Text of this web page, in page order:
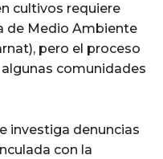
cultivos requiere
de Medio Ambiente
pero el proceso
comunidades
investiga denuncias
con la